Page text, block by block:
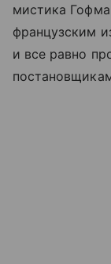
мистика
французским
и все равно